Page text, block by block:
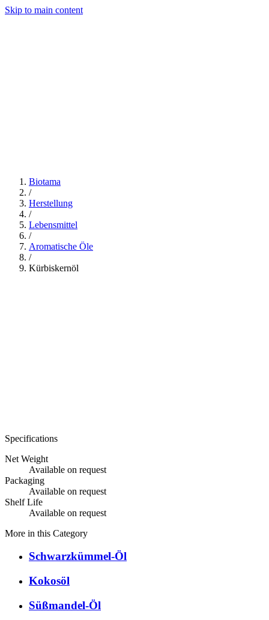
Skip to main content
Biotama
/
Herstellung
/
Lebensmittel
/
Aromatische Öle
/
Kürbiskernöl
Specifications
Net Weight
Available on request
Packaging
Available on request
Shelf Life
Available on request
More in this Category
Schwarzkümmel-Öl
Kokosöl
Süßmandel-Öl